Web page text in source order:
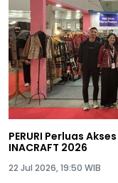
PERURI Perluas
INACRAFT 2026
22 Jul 2026, 19:50 WIB